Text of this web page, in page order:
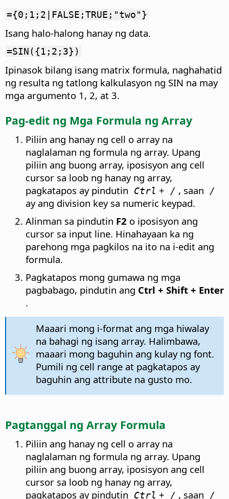
={0;1;2|FALSE;TRUE;"two"}
Isang halo-halong hanay ng data.
=SIN({1;2;3})
Ipinasok bilang isang matrix formula, naghahatid
ng resulta ng tatlong kalkulasyon ng SIN na may
mga argumento 1, 2, at 3.
Pag-edit ng Mga Formula ng Array
Piliin ang hanay ng cell o array na
naglalaman ng formula ng array. Upang
piliin ang buong array, iposisyon ang cell
cursor sa loob ng hanay ng array,
pagkatapos ay pindutin Ctrl + / , saan /
ay ang division key sa numeric keypad.
Alinman sa pindutin F2 o iposisyon ang
cursor sa input line. Hinahayaan ka ng
parehong mga pagkilos na ito na i-edit ang
formula.
Pagkatapos mong gumawa ng mga
pagbabago, pindutin ang Ctrl + Shift + Enter
.
Maaari mong i-format ang mga hiwalay
na bahagi ng isang array. Halimbawa,
maaari mong baguhin ang kulay ng font.
Pumili ng cell range at pagkatapos ay
baguhin ang attribute na gusto mo.
Pagtanggal ng Array Formula
Piliin ang hanay ng cell o array na
naglalaman ng formula ng array. Upang
piliin ang buong array, iposisyon ang cell
cursor sa loob ng hanay ng array,
pagkatapos ay pindutin Ctrl + / , saan /